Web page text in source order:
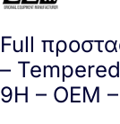
Full
–
9H – OEM